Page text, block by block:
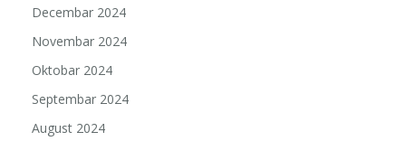
Decembar 2024
Novembar 2024
Oktobar 2024
Septembar 2024
August 2024